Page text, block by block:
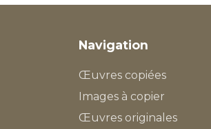
Navigation
Œuvres copiées
Images à copier
Œuvres originales